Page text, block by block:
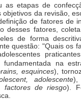
as etapas de
da revisão,
de fatores de
desses fatores,
de forma
questão: "Quais os
na
esquinces),
adolescente),
factores de riesgo).